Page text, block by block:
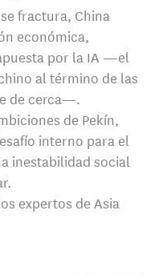
fractura, China
económica,
por la IA —el
al término de las
de cerca—.
de Pekín,
interno para el
inestabilidad social
expertos de Asia